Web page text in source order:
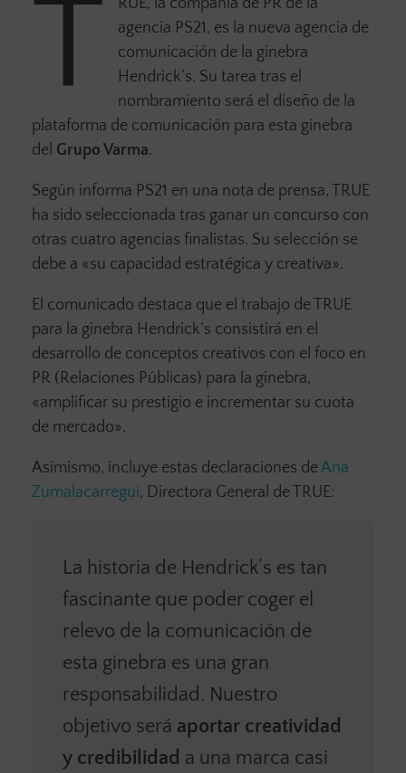
T
RUE, la compañía de PR de la
agencia PS21, es la nueva agencia de
comunicación de la ginebra
Hendrick’s. Su tarea tras el
nombramiento será el diseño de la
plataforma de comunicación para esta ginebra
del Grupo Varma.
Según informa PS21 en una nota de prensa, TRUE
ha sido seleccionada tras ganar un concurso con
otras cuatro agencias finalistas. Su selección se
debe a «su capacidad estratégica y creativa».
El comunicado destaca que el trabajo de TRUE
para la ginebra Hendrick’s consistirá en el
desarrollo de conceptos creativos con el foco en
PR (Relaciones Públicas) para la ginebra,
«amplificar su prestigio e incrementar su cuota
de mercado».
Asimismo, incluye estas declaraciones de Ana
Zumalacarregui, Directora General de TRUE:
La historia de Hendrick’s es tan
fascinante que poder coger el
relevo de la comunicación de
esta ginebra es una gran
responsabilidad. Nuestro
objetivo será aportar creatividad
y credibilidad a una marca casi